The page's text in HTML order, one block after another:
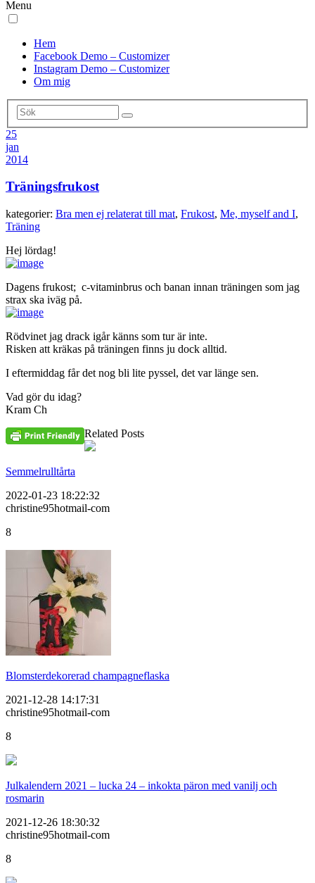
Menu
Hem
Facebook Demo – Customizer
Instagram Demo – Customizer
Om mig
25
jan
2014
Träningsfrukost
kategorier: Bra men ej relaterat till mat, Frukost, Me, myself and I,
Träning
Hej lördag!
Dagens frukost; c-vitaminbrus och banan innan träningen som jag
strax ska iväg på.
Rödvinet jag drack igår känns som tur är inte.
Risken att kräkas på träningen finns ju dock alltid.
I eftermiddag får det nog bli lite pyssel, det var länge sen.
Vad gör du idag?
Kram Ch
Related Posts
Semmelrulltårta
2022-01-23 18:22:32
christine95hotmail-com
8
Blomsterdekorerad champagneflaska
2021-12-28 14:17:31
christine95hotmail-com
8
Julkalendern 2021 – lucka 24 – inkokta päron med vanilj och
rosmarin
2021-12-26 18:30:32
christine95hotmail-com
8